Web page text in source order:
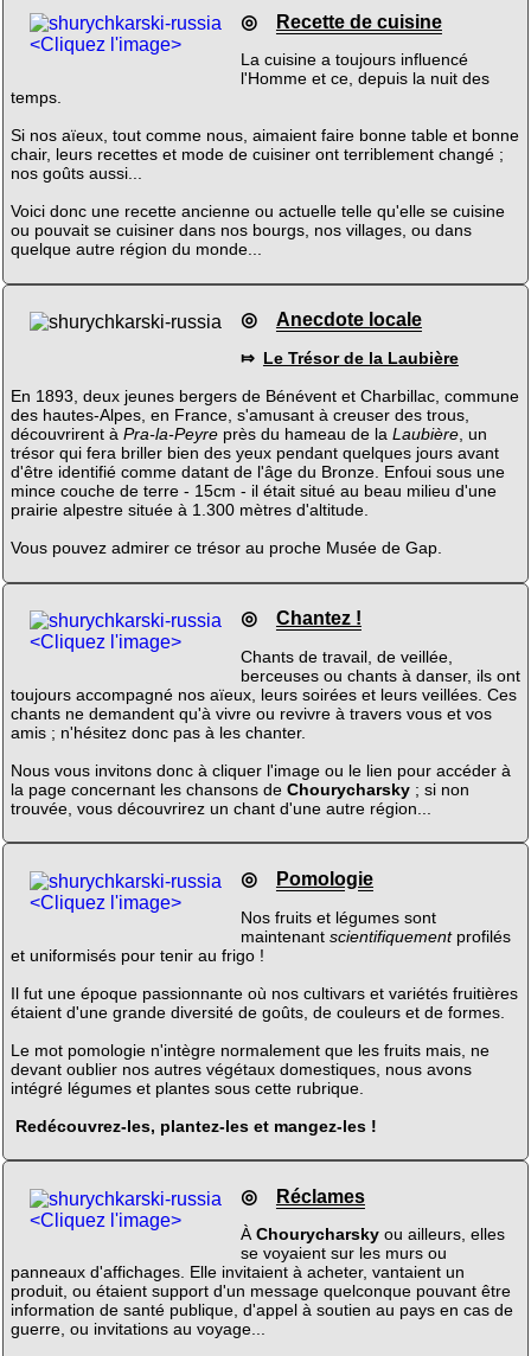
<Cliquez l'image>
◎ Recette de cuisine
La cuisine a toujours influencé
l'Homme et ce, depuis la nuit des
temps.
Si nos aïeux, tout comme nous, aimaient faire bonne table et bonne
chair, leurs recettes et mode de cuisiner ont terriblement changé ;
nos goûts aussi...
Voici donc une recette ancienne ou actuelle telle qu'elle se cuisine
ou pouvait se cuisiner dans nos bourgs, nos villages, ou dans
quelque autre région du monde...
◎ Anecdote locale
⤇ Le Trésor de la Laubière
En 1893, deux jeunes bergers de Bénévent et Charbillac, commune
des hautes-Alpes, en France, s'amusant à creuser des trous,
découvrirent à Pra-la-Peyreprès du hameau de la Laubière, un
trésor qui fera briller bien des yeux pendant quelques jours avant
d'être identifié comme datant de l'âge du Bronze. Enfoui sous une
mince couche de terre - 15cm - il était situé au beau milieu d'une
prairie alpestre située à 1.300 mètres d'altitude.
Vous pouvez admirer ce trésor au proche Musée de Gap.
<Cliquez l'image>
◎ Chantez !
Chants de travail, de veillée,
berceuses ou chants à danser, ils ont
toujours accompagné nos aïeux, leurs soirées et leurs veillées. Ces
chants ne demandent qu'à vivre ou revivre à travers vous et vos
amis ; n'hésitez donc pas à les chanter.
Nous vous invitons donc à cliquer l'image ou le lien pour accéder à
la page concernant les chansons de Chourycharsky; si non
trouvée, vous découvrirez un chant d'une autre région...
<Cliquez l'image>
◎ Pomologie
Nos fruits et légumes sont
maintenant scientifiquementprofilés
et uniformisés pour tenir au frigo !
Il fut une époque passionnante où nos cultivars et variétés fruitières
étaient d'une grande diversité de goûts, de couleurs et de formes.
Le mot pomologie n'intègre normalement que les fruits mais, ne
devant oublier nos autres végétaux domestiques, nous avons
intégré légumes et plantes sous cette rubrique.
Redécouvrez-les, plantez-les et mangez-les !
<Cliquez l'image>
◎ Réclames
ÀChourycharskyou ailleurs, elles
se voyaient sur les murs ou
panneaux d'affichages. Elle invitaient à acheter, vantaient un
produit, ou étaient support d'un message quelconque pouvant être
information de santé publique, d'appel à soutien au pays en cas de
guerre, ou invitations au voyage...